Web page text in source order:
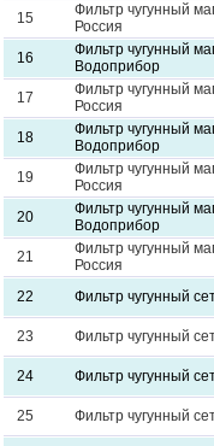
15
Фильтр чугунный
Россия
16
Фильтр чугунный
Водоприбор
17
Фильтр чугунный
Россия
18
Фильтр чугунный
Водоприбор
19
Фильтр чугунный
Россия
20
Фильтр чугунный
Водоприбор
21
Фильтр чугунный
Россия
22
Фильтр чугунный
23 Фильтр чугунный
24 Фильтр чугунный
25 Фильтр чугунный